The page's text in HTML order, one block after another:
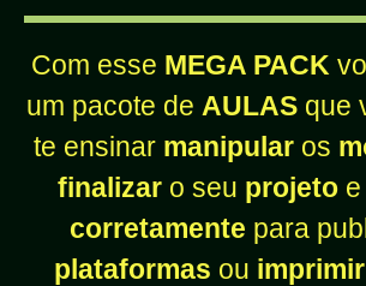
Com esse MEGA PACK
um pacote de AULAS que
te ensinar manipular os
finalizar o seu projeto e
corretamente para
plataformas ou imprimir